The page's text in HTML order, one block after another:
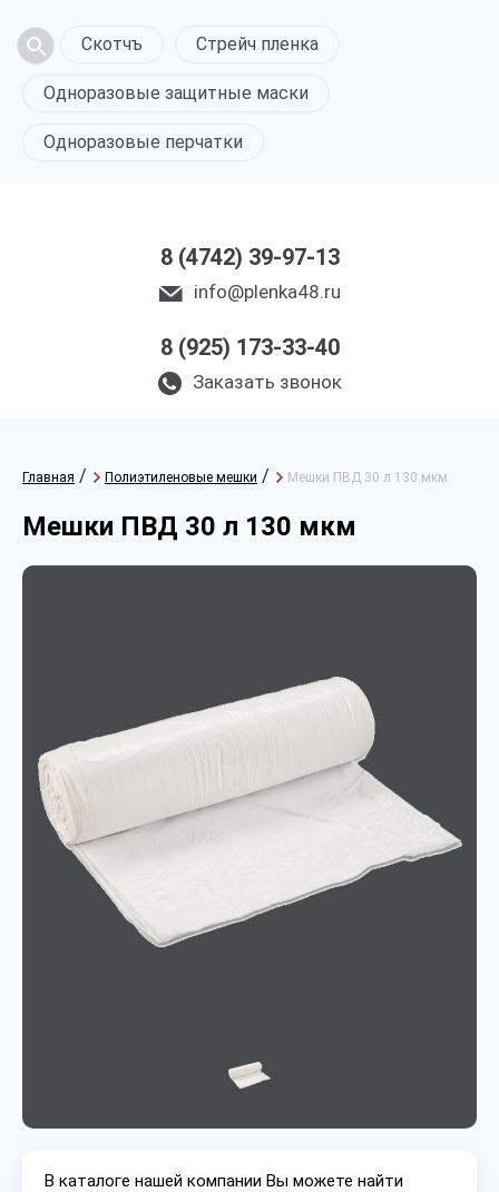
Скотчъ Стрейч пленка
Одноразовые защитные маски
Одноразовые перчатки
8 (4742) 39-97-13
info@plenka48.ru
8 (925) 173-33-40
Заказать звонок
Главная / Полиэтиленовые мешки / Мешки ПВД 30 л 130 мкм
Мешки ПВД 30 л 130 мкм
В каталоге нашей компании Вы можете найти